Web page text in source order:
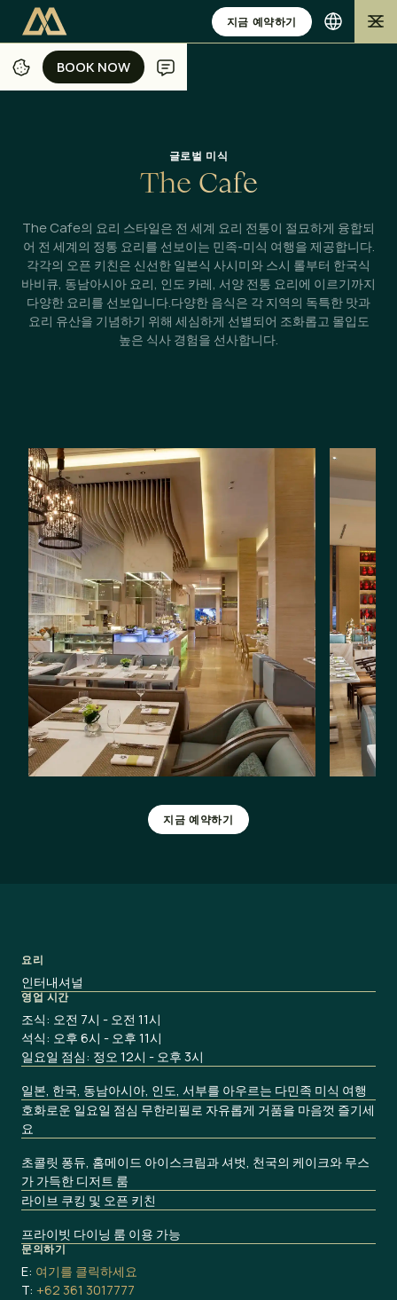
BOOK NOW
BOOK NOW
지금 예약하기
집 발리/식사/ THE CAFE
글로벌 미식
The Cafe
The Cafe의 요리 스타일은 전 세계 요리 전통이 절묘하게 융합되
어 전 세계의 정통 요리를 선보이는 민족-미식 여행을 제공합니다.
각각의 오픈 키친은 신선한 일본식 사시미와 스시 롤부터 한국식
바비큐, 동남아시아 요리, 인도 카레, 서양 전통 요리에 이르기까지
다양한 요리를 선보입니다.다양한 음식은 각 지역의 독특한 맛과
요리 유산을 기념하기 위해 세심하게 선별되어 조화롭고 몰입도
높은 식사 경험을 선사합니다.
지금 예약하기
요리
인터내셔널
영업 시간
조식: 오전 7시 - 오전 11시
석식: 오후 6시 - 오후 11시
일요일 점심: 정오 12시 - 오후 3시
일본, 한국, 동남아시아, 인도, 서부를 아우르는 다민족 미식 여행
호화로운 일요일 점심 무한리필로 자유롭게 거품을 마음껏 즐기세
요
초콜릿 퐁듀, 홈메이드 아이스크림과 셔벗, 천국의 케이크와 무스
가 가득한 디저트 룸
라이브 쿠킹 및 오픈 키친
프라이빗 다이닝 룸 이용 가능
문의하기
E: 여기를 클릭하세요
T: +62 361 3017777